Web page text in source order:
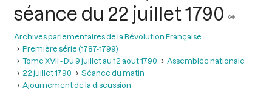
séance du 22 juillet 1790
Archives parlementaires de la Révolution Française
Première série (1787-1799)
Tome XVII - Du 9 juillet au 12 aout 1790
Assemblée nationale
22 juillet 1790
Séance du matin
Ajournement de la discussion